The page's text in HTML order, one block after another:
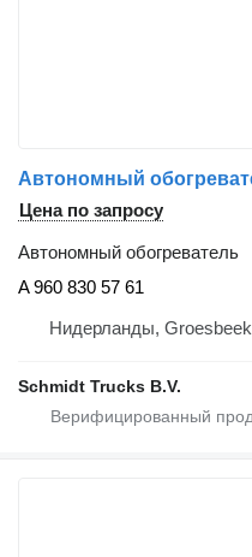
Цена по запросу
Автономный обогреватель
A 960 830 57 61
Нидерланды, Groesbeek
Schmidt Trucks B.V.